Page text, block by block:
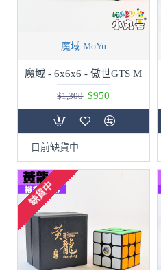
魔域 MoYu
魔域 - 6x6x6 - 傲世GTS M
$950
$1,300
目前缺貨中
缺貨中